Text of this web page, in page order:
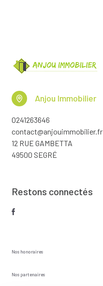
Anjou Immobilier
0241263646
contact@anjouimmobilier.fr
12 RUE GAMBETTA
49500 SEGRÉ
Restons connectés
Nos honoraires
Nos partenaires